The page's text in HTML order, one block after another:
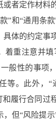
或者定作材料
”和“通用条
具体的约定事
着重注意并填
般性的事项
等。此外，“
和履行合同过
但“风险提